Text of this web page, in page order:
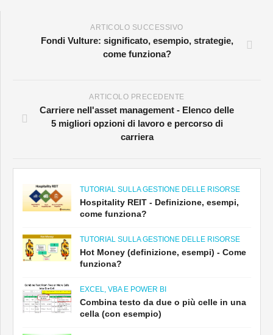
ARTICOLO SUCCESSIVO
Fondi Vulture: significato, esempio, strategie,
come funziona?
ARTICOLO PRECEDENTE
Carriere nell'asset management - Elenco delle
5 migliori opzioni di lavoro e percorso di
carriera
TUTORIAL SULLA GESTIONE DELLE RISORSE
Hospitality REIT - Definizione, esempi,
come funziona?
TUTORIAL SULLA GESTIONE DELLE RISORSE
Hot Money (definizione, esempi) - Come
funziona?
EXCEL, VBA E POWER BI
Combina testo da due o più celle in una
cella (con esempio)